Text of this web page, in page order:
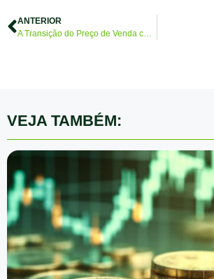
ANTERIOR
A Transição do Preço de Venda com a Reforma Tributária
VEJA TAMBÉM: